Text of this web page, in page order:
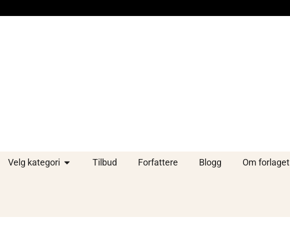
Velg kategori Tilbud Forfattere Blogg Om forlaget